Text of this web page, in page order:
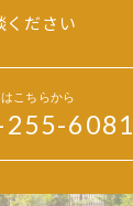
ください
こちらから
6081